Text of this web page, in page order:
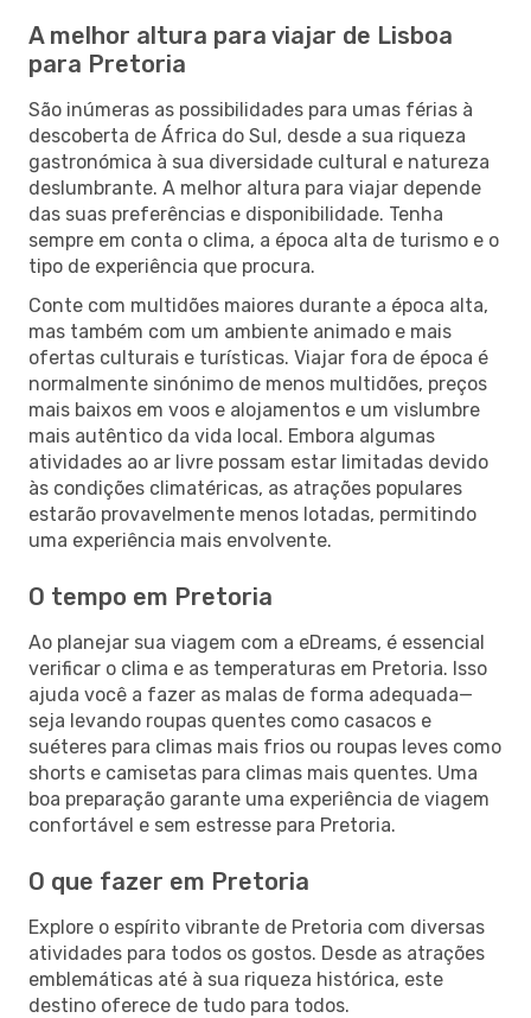
A melhor altura para viajar de Lisboa
para Pretoria
São inúmeras as possibilidades para umas férias à
descoberta de África do Sul, desde a sua riqueza
gastronómica à sua diversidade cultural e natureza
deslumbrante. A melhor altura para viajar depende
das suas preferências e disponibilidade. Tenha
sempre em conta o clima, a época alta de turismo e o
tipo de experiência que procura.
Conte com multidões maiores durante a época alta,
mas também com um ambiente animado e mais
ofertas culturais e turísticas. Viajar fora de época é
normalmente sinónimo de menos multidões, preços
mais baixos em voos e alojamentos e um vislumbre
mais autêntico da vida local. Embora algumas
atividades ao ar livre possam estar limitadas devido
às condições climatéricas, as atrações populares
estarão provavelmente menos lotadas, permitindo
uma experiência mais envolvente.
O tempo em Pretoria
Ao planejar sua viagem com a eDreams, é essencial
verificar o clima e as temperaturas em Pretoria. Isso
ajuda você a fazer as malas de forma adequada—
seja levando roupas quentes como casacos e
suéteres para climas mais frios ou roupas leves como
shorts e camisetas para climas mais quentes. Uma
boa preparação garante uma experiência de viagem
confortável e sem estresse para Pretoria.
O que fazer em Pretoria
Explore o espírito vibrante de Pretoria com diversas
atividades para todos os gostos. Desde as atrações
emblemáticas até à sua riqueza histórica, este
destino oferece de tudo para todos.